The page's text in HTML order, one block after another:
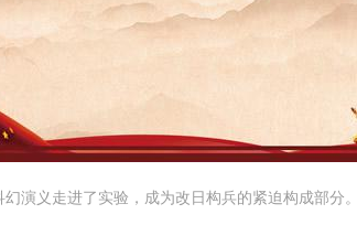
演义走进了实验，成为改日构兵的紧迫构成部